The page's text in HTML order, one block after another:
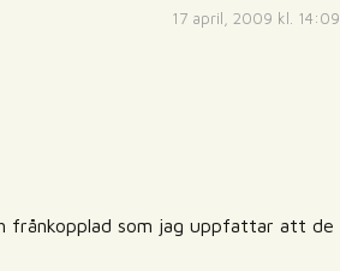
17 april, 2009 kl. 14:09
frånkopplad som jag uppfattar att de